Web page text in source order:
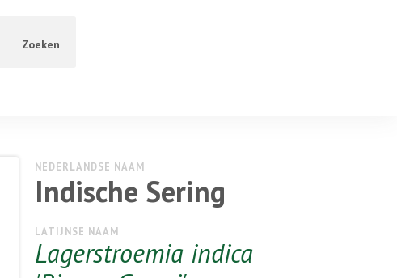
Zoeken
NEDERLANDSE NAAM
Indische Sering
LATIJNSE NAAM
Lagerstroemia indica